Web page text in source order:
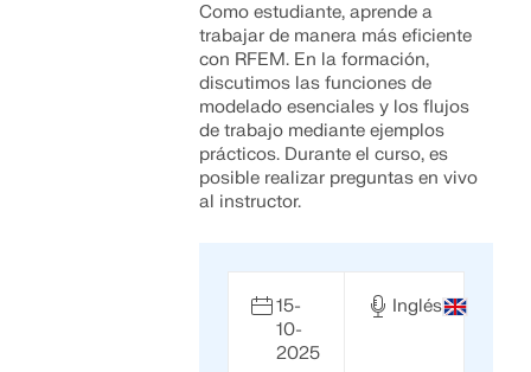
Como estudiante, aprende a
trabajar de manera más eficiente
con RFEM. En la formación,
discutimos las funciones de
modelado esenciales y los flujos
de trabajo mediante ejemplos
prácticos. Durante el curso, es
posible realizar preguntas en vivo
al instructor.
15-
10-
2025
Inglés